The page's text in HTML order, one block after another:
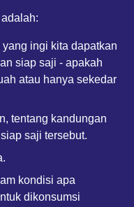
ingi kita dapatkan
siap saji - apakah
atau hanya sekedar
tentang kandungan
saji tersebut.
kondisi apa
dikonsumsi